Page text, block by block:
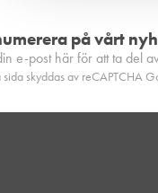
på vårt
e-post här för att ta del
sida skyddas av reCAPTCHA